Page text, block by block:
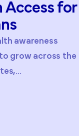
Secure
Service
The demand for
government